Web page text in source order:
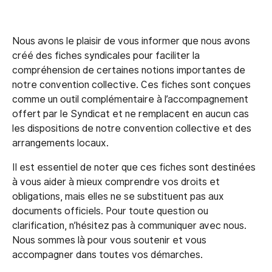
Nous avons le plaisir de vous informer que nous avons
créé des fiches syndicales pour faciliter la
compréhension de certaines notions importantes de
notre convention collective. Ces fiches sont conçues
comme un outil complémentaire à l’accompagnement
offert par le Syndicat et ne remplacent en aucun cas
les dispositions de notre convention collective et des
arrangements locaux.
Il est essentiel de noter que ces fiches sont destinées
à vous aider à mieux comprendre vos droits et
obligations, mais elles ne se substituent pas aux
documents officiels. Pour toute question ou
clarification, n’hésitez pas à communiquer avec nous.
Nous sommes là pour vous soutenir et vous
accompagner dans toutes vos démarches.